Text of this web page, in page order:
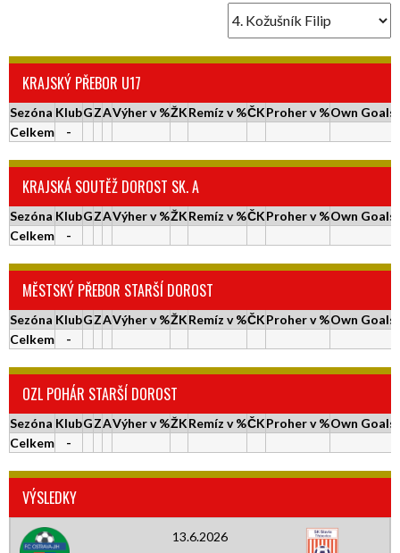
KRAJSKÝ PŘEBOR U17
Sezóna KlubGZAVýher v %ŽKRemíz v %ČKProher v %Own Goals
Celkem
-
KRAJSKÁ SOUTĚŽ DOROST SK. A
Sezóna KlubGZAVýher v %ŽKRemíz v %ČKProher v %Own Goals
Celkem
-
MĚSTSKÝ PŘEBOR STARŠÍ DOROST
Sezóna KlubGZAVýher v %ŽKRemíz v %ČKProher v %Own Goals
Celkem
-
OZL POHÁR STARŠÍ DOROST
Sezóna KlubGZAVýher v %ŽKRemíz v %ČKProher v %Own Goals
Celkem
-
VÝSLEDKY
13.6.2026